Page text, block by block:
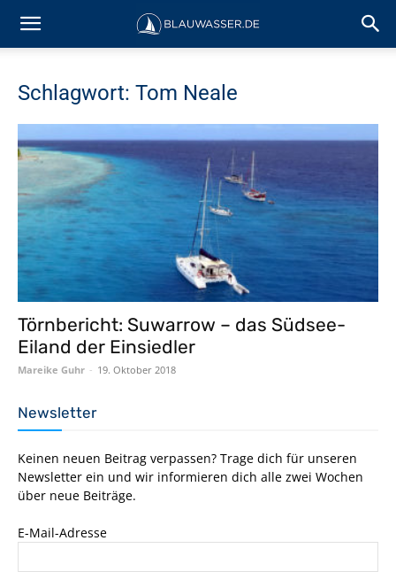
Schlagwort: Tom Neale
Törnbericht: Suwarrow – das Südsee-
Eiland der Einsiedler
Mareike Guhr - 19. Oktober 2018
Newsletter
Keinen neuen Beitrag verpassen? Trage dich für unseren
Newsletter ein und wir informieren dich alle zwei Wochen
über neue Beiträge.
E-Mail-Adresse